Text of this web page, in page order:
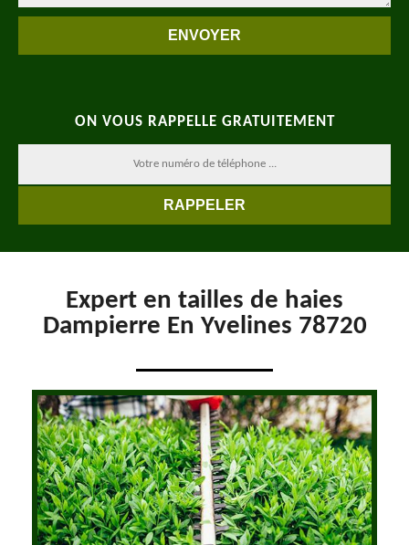
ON VOUS RAPPELLE GRATUITEMENT
Expert en tailles de haies
Dampierre En Yvelines 78720